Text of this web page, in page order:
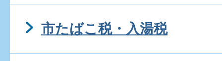
市たばこ税・入湯税